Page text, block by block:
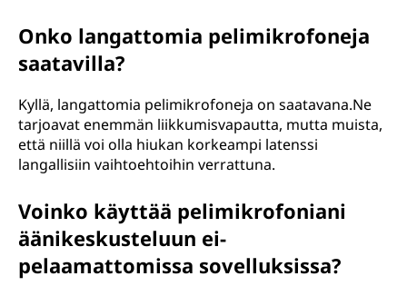
Onko langattomia pelimikrofoneja
saatavilla?
Kyllä, langattomia pelimikrofoneja on saatavana.Ne
tarjoavat enemmän liikkumisvapautta, mutta muista,
että niillä voi olla hiukan korkeampi latenssi
langallisiin vaihtoehtoihin verrattuna.
Voinko käyttää pelimikrofoniani
äänikeskusteluun ei-
pelaamattomissa sovelluksissa?